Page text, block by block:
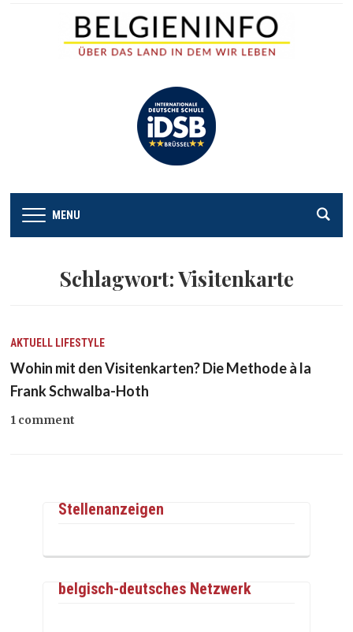
MENU
Schlagwort:Visitenkarte
AKTUELL LIFESTYLE
Wohin mit den Visitenkarten? Die Methode à la
Frank Schwalba-Hoth
1 comment
Stellenanzeigen
belgisch-deutsches Netzwerk